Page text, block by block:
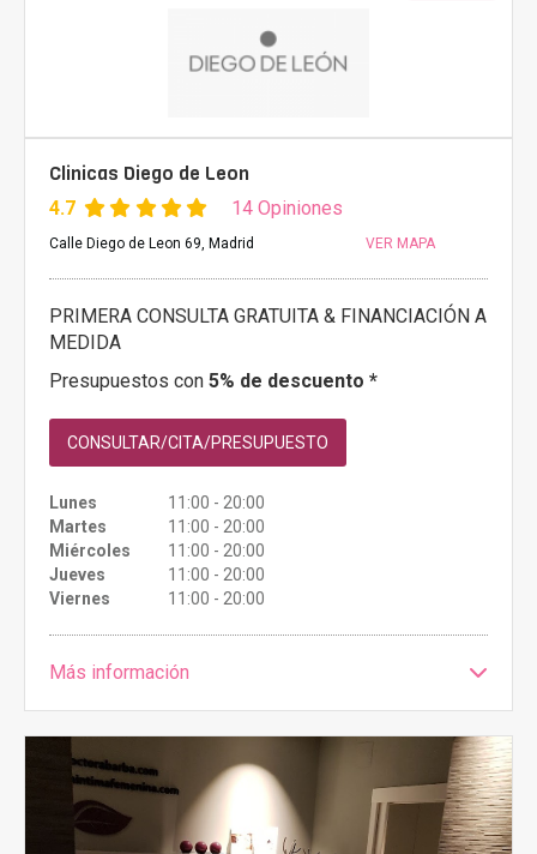
Clinicas Diego de Leon
4.7 14 Opiniones
Calle Diego de Leon 69, Madrid VER MAPA
PRIMERA CONSULTA GRATUITA & FINANCIACIÓN A
MEDIDA
Presupuestos con 5% de descuento *
CONSULTAR/CITA/PRESUPUESTO
Lunes
11:00 - 20:00
Martes
11:00 - 20:00
Miércoles
11:00 - 20:00
Jueves
11:00 - 20:00
Viernes
11:00 - 20:00
Más información